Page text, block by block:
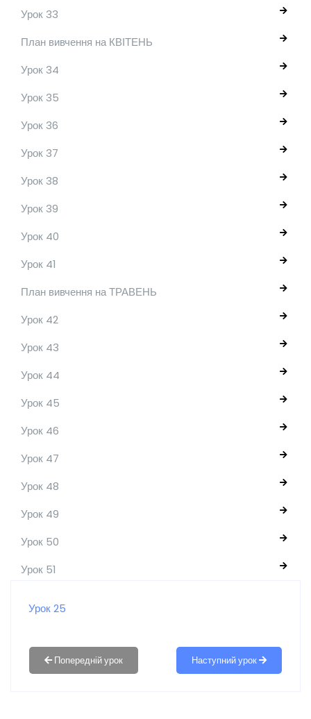
Урок 33
План вивчення на КВІТЕНЬ
Урок 34
Урок 35
Урок 36
Урок 37
Урок 38
Урок 39
Урок 40
Урок 41
План вивчення на ТРАВЕНЬ
Урок 42
Урок 43
Урок 44
Урок 45
Урок 46
Урок 47
Урок 48
Урок 49
Урок 50
Урок 51
Урок 25
Наступний урок